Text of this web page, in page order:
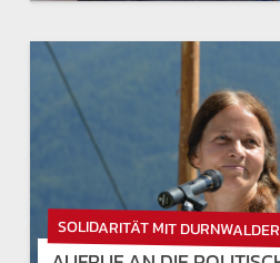
SOLIDARITÄT MIT